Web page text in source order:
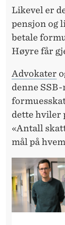
Likevel er
pensjon og
betale
Høyre får
Advokater
denne
dette hviler
«Antall
mål på